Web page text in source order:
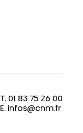
T. 01 83 75 26 00
E. infos@cnm.fr